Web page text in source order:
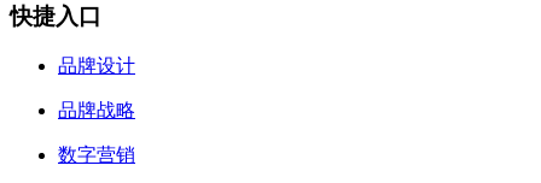
快捷入口
品牌设计
品牌战略
数字营销